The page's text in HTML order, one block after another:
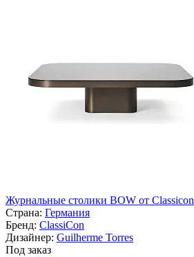
Журнальные столики BOW от Classicon
Страна: Германия
Бренд: ClassiСon
Дизайнер: Guilherme Torres
Под заказ